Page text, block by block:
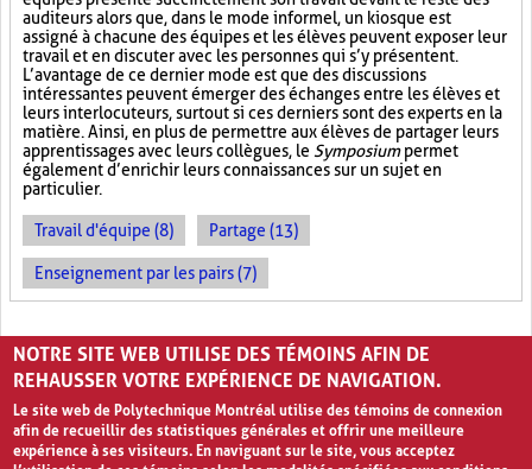
auditeurs alors que, dans le mode informel, un kiosque est
assigné à chacune des équipes et les élèves peuvent exposer leur
travail et en discuter avec les personnes qui s’y présentent.
L’avantage de ce dernier mode est que des discussions
intéressantes peuvent émerger des échanges entre les élèves et
leurs interlocuteurs, surtout si ces derniers sont des experts en la
matière. Ainsi, en plus de permettre aux élèves de partager leurs
apprentissages avec leurs collègues, le Symposiumpermet
également d’enrichir leurs connaissances sur un sujet en
particulier.
Travail d'équipe (8) Partage (13)
Enseignement par les pairs (7)
PAGES
1 2 › »
NOTRE SITE WEB UTILISE DES TÉMOINS AFIN DE
REHAUSSER VOTRE EXPÉRIENCE DE NAVIGATION.
Le site web de Polytechnique Montréal utilise des témoins de connexion
afin de recueillir des statistiques générales et offrir une meilleure
expérience à ses visiteurs. En naviguant sur le site, vous acceptez